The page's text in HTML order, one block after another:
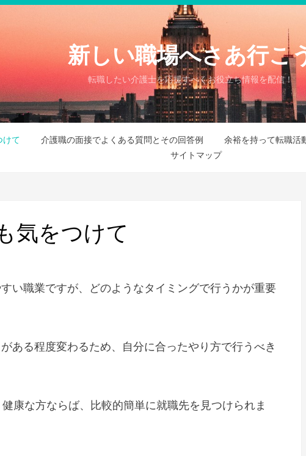
新しい職場へさあ行こ
転職したい介護士を応援すべくお役立ち情報を配信！
けて 介護職の面接でよくある質問とその回答例 余裕を持って転職活
サイトマップ
気をつけて
い職業ですが、どのようなタイミングで行うかが重要
ある程度変わるため、自分に合ったやり方で行うべき
康な方ならば、比較的簡単に就職先を見つけられま